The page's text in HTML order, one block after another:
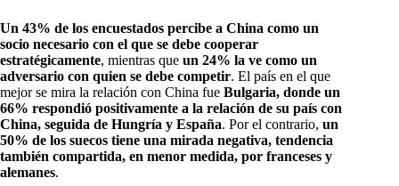
Un 43% de los encuestados percibe a China como un
socio necesario con el que se debe cooperar
estratégicamente, mientras que un 24% la ve como un
adversario con quien se debe competir. El país en el que
mejor se mira la relación con China fue Bulgaria, donde un
66% respondió positivamente a la relación de su país con
China, seguida de Hungría y España. Por el contrario, un
50% de los suecos tiene una mirada negativa, tendencia
también compartida, en menor medida, por franceses y
alemanes.